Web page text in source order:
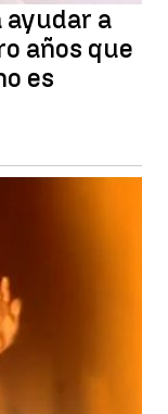
ayudar a
años que
es